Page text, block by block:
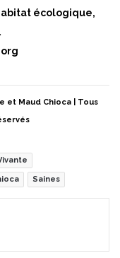
écologique,
et Maud Chioca | Tous
Saines